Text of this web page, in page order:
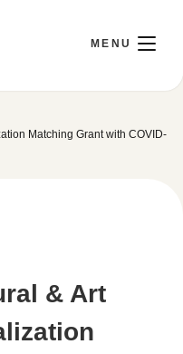
Matching Grant with COVID-
& Art